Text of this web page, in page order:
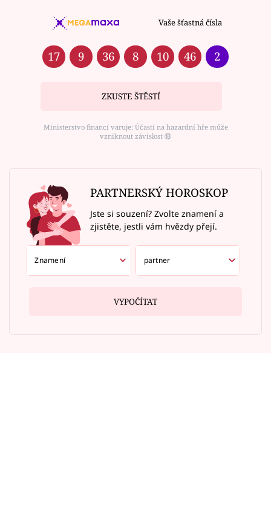
Vaše šťastná čísla
17 9 36 8 10 46 2
ZKUSTE ŠTĚSTÍ
Ministerstvo financí varuje: Účastí na hazardní hře může
vzniknout závislost ⑱
PARTNERSKÝ HOROSKOP
Jste si souzení? Zvolte znamení a
zjistěte, jestli vám hvězdy přejí.
VYPOČÍTAT